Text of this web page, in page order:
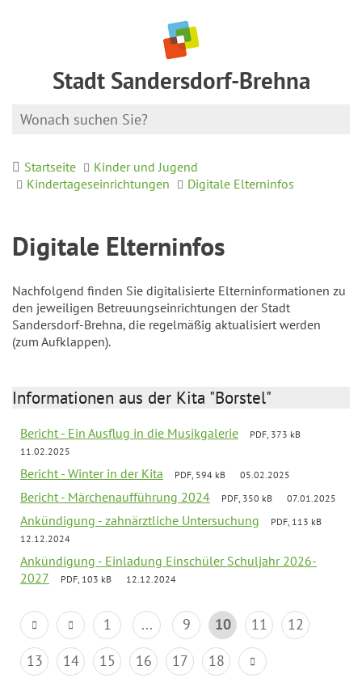
Stadt Sandersdorf-Brehna
Startseite
Kinder und Jugend
Kindertageseinrichtungen
Digitale Elterninfos
Digitale Elterninfos
Nachfolgend finden Sie digitalisierte Elterninformationen zu
den jeweiligen Betreuungseinrichtungen der Stadt
Sandersdorf-Brehna, die regelmäßig aktualisiert werden
(zum Aufklappen).
Informationen aus der Kita "Borstel"
Bericht - Ein Ausflug in die Musikgalerie
PDF, 373 kB
11.02.2025
Bericht - Winter in der Kita PDF, 594 kB 05.02.2025
Bericht - Märchenaufführung 2024 PDF, 350 kB 07.01.2025
Ankündigung - zahnärztliche Untersuchung
PDF, 113 kB
12.12.2024
Ankündigung - Einladung Einschüler Schuljahr 2026-
2027
PDF, 103 kB 12.12.2024
1 ... 9 10 11
12
13
14 15 16 17 18